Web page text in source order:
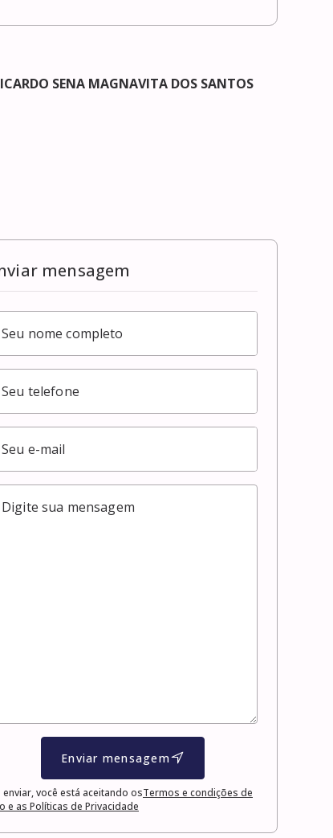
SENA MAGNAVITA DOS SANTOS
mensagem
Enviar mensagem
enviar, você está aceitando osTermos e condições de
e as Políticas de Privacidade